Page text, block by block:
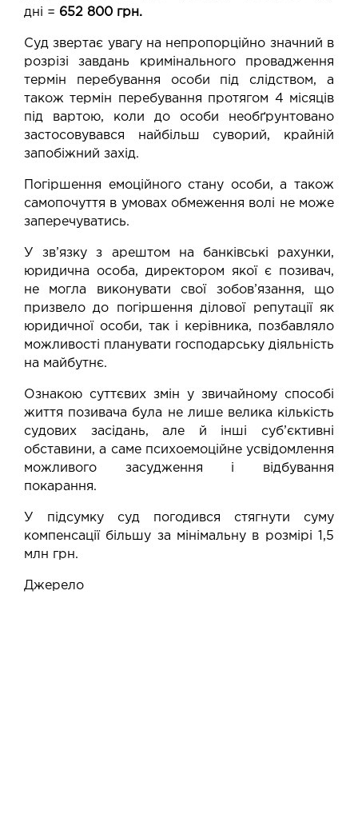
дні = 652 800 грн.
Суд звертає увагу на непропорційно значний в
розрізі завдань кримінального провадження
термін перебування особи під слідством, а
також термін перебування протягом 4 місяців
під вартою, коли до особи необґрунтовано
застосовувався найбільш суворий, крайній
запобіжний захід.
Погіршення емоційного стану особи, а також
самопочуття в умовах обмеження волі не може
заперечуватись.
У зв’язку з арештом на банківські рахунки,
юридична особа, директором якої є позивач,
не могла виконувати свої зобов’язання, що
призвело до погіршення ділової репутації як
юридичної особи, так і керівника, позбавляло
можливості планувати господарську діяльність
на майбутнє.
Ознакою суттєвих змін у звичайному способі
життя позивача була не лише велика кількість
судових засідань, але й інші cуб’єктивні
обставини, а саме психоемоційне усвідомлення
можливого засудження і відбування
покарання.
У підсумку суд погодився стягнути суму
компенсації більшу за мінімальну в розмірі 1,5
млн грн.
Джерело